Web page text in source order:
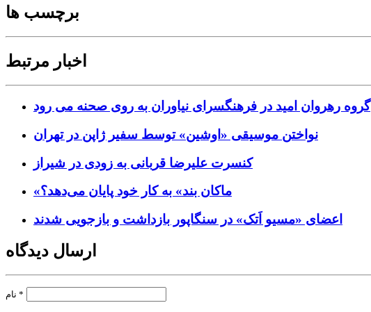
برچسب ها
اخبار مرتبط
گروه رهروان امید در فرهنگسرای نیاوران به روی صحنه می رود
نواختن موسیقی «اوشین» توسط سفیر ژاپن در تهران
کنسرت علیرضا قربانی به زودی در شیراز
«ماکان بند» به کار خود پایان می‌دهد؟
اعضای «مسیو اَتک» در سنگاپور بازداشت و بازجویی شدند
ارسال دیدگاه
*